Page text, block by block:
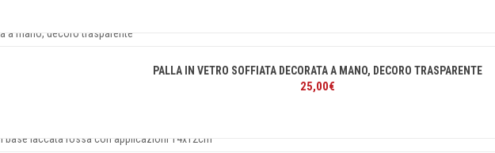
PALLA IN VETRO SOFFIATA DECORATA A MANO, DECORO TRASPARENTE
25,00€